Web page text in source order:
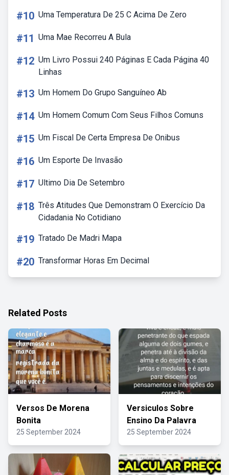
#10 Uma Temperatura De 25 C Acima De Zero
#11 Uma Mae Recorreu A Bula
#12 Um Livro Possui 240 Páginas E Cada Página 40
Linhas
#13 Um Homem Do Grupo Sanguíneo Ab
#14 Um Homem Comum Com Seus Filhos Comuns
#15 Um Fiscal De Certa Empresa De Onibus
#16 Um Esporte De Invasão
#17 Ultimo Dia De Setembro
#18 Três Atitudes Que Demonstram O Exercício Da
Cidadania No Cotidiano
#19 Tratado De Madri Mapa
#20 Transformar Horas Em Decimal
Related Posts
Versos De Morena
Bonita
25 September 2024
Versiculos Sobre
Ensino Da Palavra
25 September 2024